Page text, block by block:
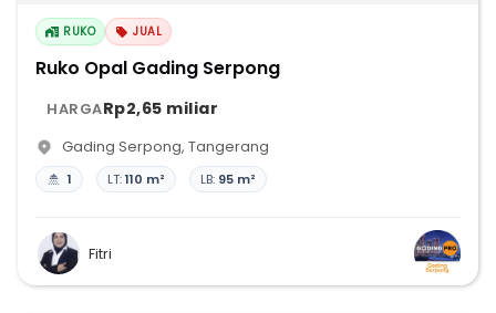
RUKO JUAL
Ruko Opal Gading Serpong
HARGARp2,65 miliar
Gading Serpong, Tangerang
1 LT:110 m² LB: 95 m²
Fitri